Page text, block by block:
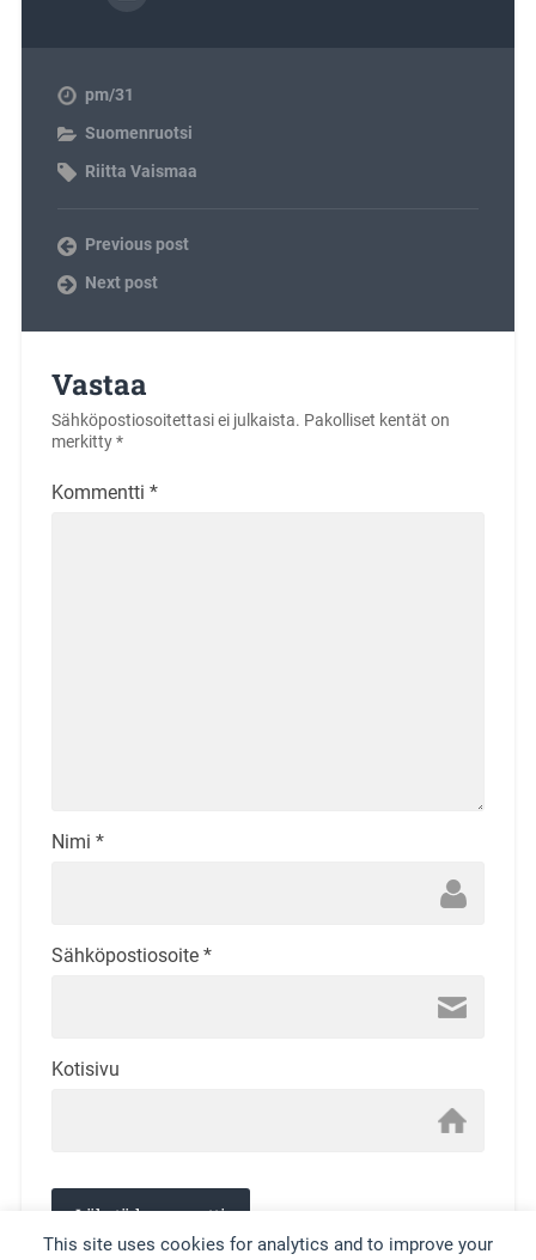
This site uses cookies for analytics and to improve your
pm/31
Suomenruotsi
Riitta Vaismaa
Previous post
Next post
Vastaa
Sähköpostiosoitettasi ei julkaista. Pakolliset kentät on
merkitty*
Kommentti *
Nimi *
Sähköpostiosoite *
Kotisivu